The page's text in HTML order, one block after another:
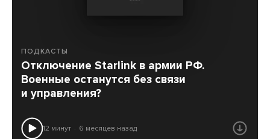
ПОДКАСТЫ
Отключение Starlink в армии РФ.
Военные останутся без связи
и управления?
12 минут 6 месяцев назад